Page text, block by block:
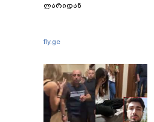
ლარიდან
fly.ge